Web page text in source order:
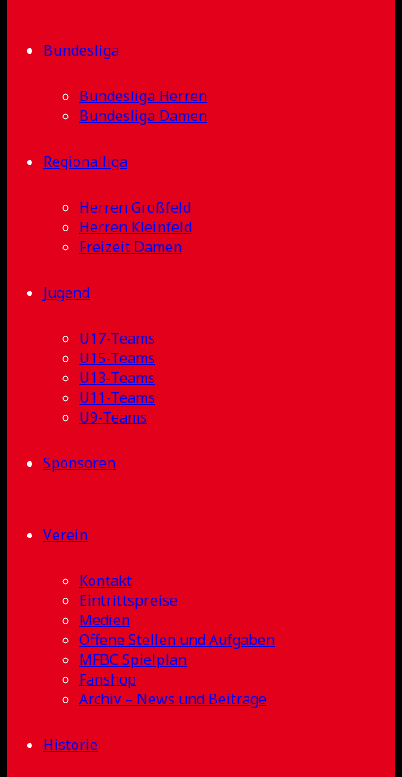
Bundesliga
Bundesliga Herren
Bundesliga Damen
Regionalliga
Herren Großfeld
Herren Kleinfeld
Freizeit Damen
Jugend
U17-Teams
U15-Teams
U13-Teams
U11-Teams
U9-Teams
Sponsoren
Verein
Kontakt
Eintrittspreise
Medien
Offene Stellen und Aufgaben
MFBC Spielplan
Fanshop
Archiv – News und Beiträge
Historie